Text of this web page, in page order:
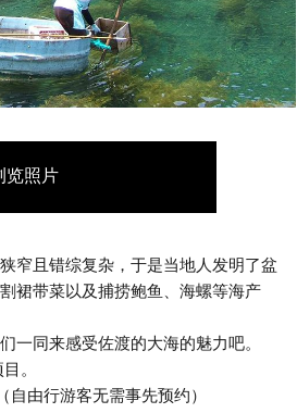
览照片
窄且错综复杂，于是当地人发明了盆
裙带菜以及捕捞鲍鱼、海螺等海产
一同来感受佐渡的大海的魅力吧。
。
由行游客无需事先预约）